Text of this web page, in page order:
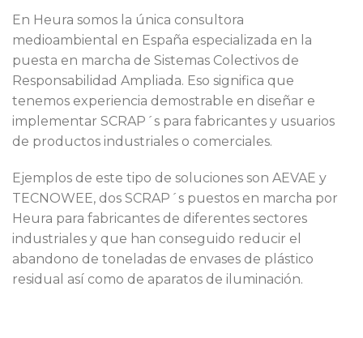
En Heura somos la única consultora
medioambiental en España especializada en la
puesta en marcha de Sistemas Colectivos de
Responsabilidad Ampliada. Eso significa que
tenemos experiencia demostrable en diseñar e
implementar SCRAP´s para fabricantes y usuarios
de productos industriales o comerciales.
Ejemplos de este tipo de soluciones son AEVAE y
TECNOWEE, dos SCRAP´s puestos en marcha por
Heura para fabricantes de diferentes sectores
industriales y que han conseguido reducir el
abandono de toneladas de envases de plástico
residual así como de aparatos de iluminación.